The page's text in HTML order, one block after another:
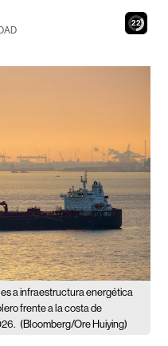
21
a infraestructura energética
frente a la costa de
(Bloomberg/Ore Huiying)